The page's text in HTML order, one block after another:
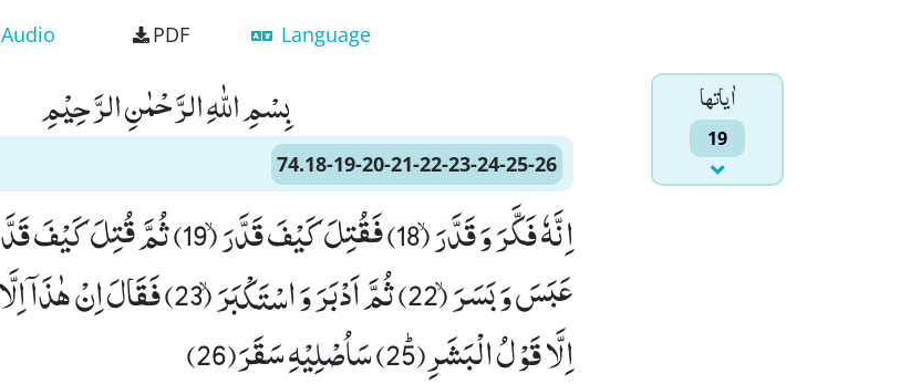
Audio PDF Language
اٰياتها
19
بِسْمِ اللّٰهِ الرَّحْمٰنِ الرَّحِیْمِ
74.18-19-20-21-22-23-24-25-26
اِلَّا قَوْلُ الْبَشَرِﭤ(25) سَاُصْلِیْهِ سَقَرَ(26)